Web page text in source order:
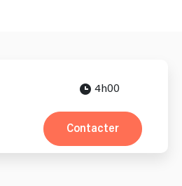
4h00
Contacter